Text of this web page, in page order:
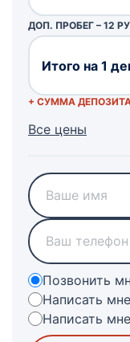
ДОП. ПРОБЕГ – 12
Итого на 1
+ СУММА
Все цены
Позвонить
Написать
Написать